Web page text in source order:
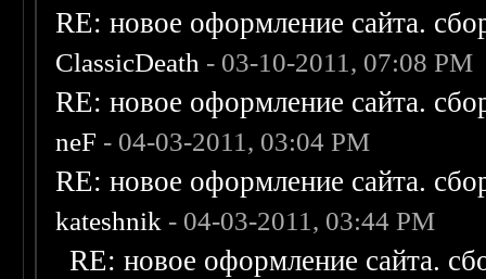
RE: новое оформление сайта.
ClassicDeath - 03-10-2011, 07:08 PM
RE: новое оформление сайта.
neF - 04-03-2011, 03:04 PM
RE: новое оформление сайта.
kateshnik - 04-03-2011, 03:44 PM
RE: новое оформление сайта.